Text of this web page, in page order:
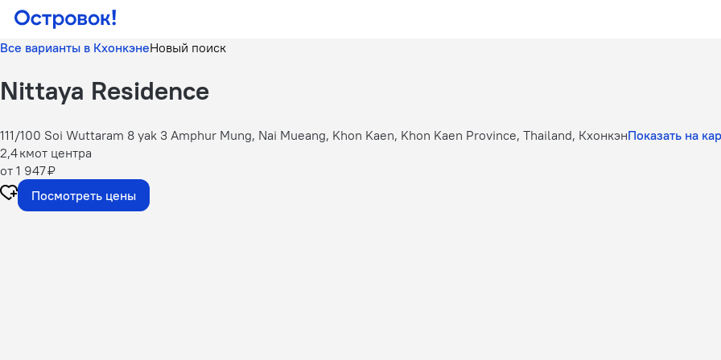
Все варианты в КхонкэнеНовый поиск
Nittaya Residence
111/100 Soi Wuttaram 8 yak 3 Amphur Mung, Nai Mueang, Khon Kaen, Khon Kaen Province, Thailand, КхонкэнПоказать на
2,4 кмот центра
от 1 947 ₽
Посмотреть цены